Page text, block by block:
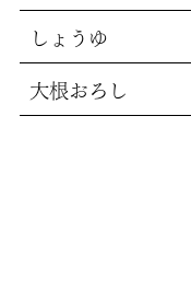
しょうゆ
大根おろし